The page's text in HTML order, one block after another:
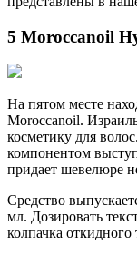
5 Moroccanoil
На пятом месте
Moroccanoil.
косметику для
компонентом
придает шевелюре
Средство
мл. Дозировать
колпачка